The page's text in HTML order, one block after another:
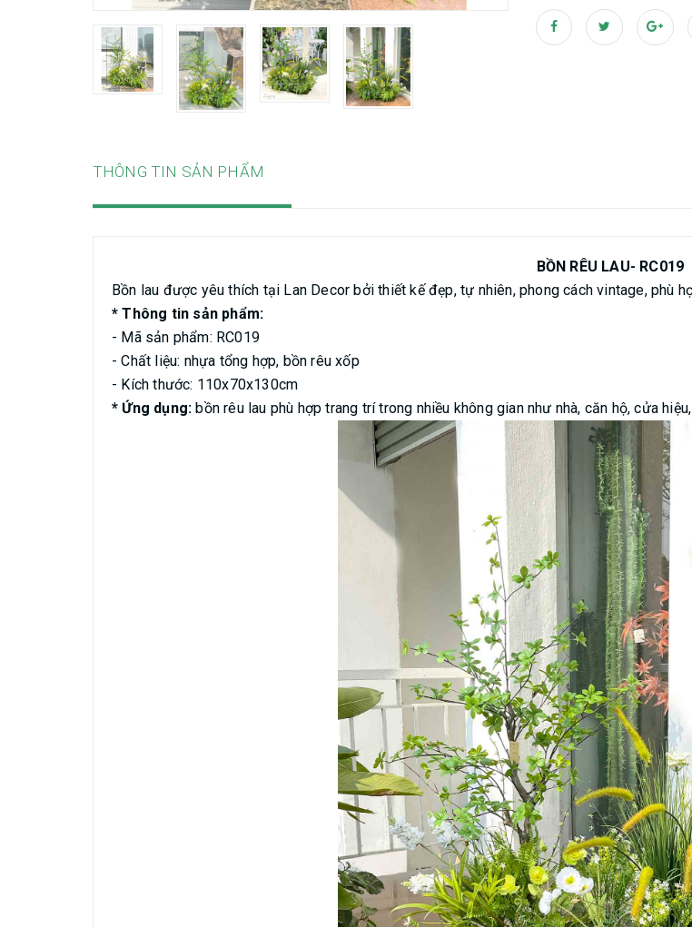
THÔNG TIN SẢN PHẨM
BỒN RÊU LAU- RC019
Bồn lau được yêu thích tại Lan Decor bởi thiết kế đẹp, tự nhiên, phong cách vintage, phù
* Thông tin sản phẩm:
- Mã sản phẩm: RC019
- Chất liệu: nhựa tổng hợp, bồn rêu xốp
- Kích thước: 110x70x130cm
* Ứng dụng: bồn rêu lau phù hợp trang trí trong nhiều không gian như nhà, căn hộ, cửa